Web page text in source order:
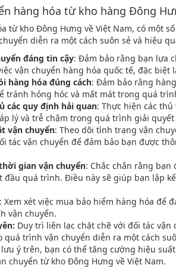
hàng hóa từ kho hàng Đông
từ kho Đông Hưng về Việt Nam, có một
diễn ra một cách suôn sẻ và hiệu
đáng tin cậy: Đảm bảo rằng bạn lựa
vận chuyển hàng hóa quốc tế, đặc biệt
hàng hóa đúng cách: Đảm bảo rằng
tránh hỏng hóc và mất mát trong quá
các quy định hải quan: Thực hiện các
lý và trễ chậm trong quá trình giải
vận chuyển: Theo dõi tình trạng vận
tác vận chuyển để đảm bảo bạn được
gian vận chuyển: Chắc chắn rằng
quá trình. Điều này sẽ giúp bạn lập
: Xem xét việc mua bảo hiểm hàng hóa để
vận chuyển.
Duy trì liên lạc chặt chẽ với đối tác
quá trình vận chuyển diễn ra một cách
ý trên, bạn có thể tăng cường hiệu
chuyển từ kho Đông Hưng về Việt Nam.